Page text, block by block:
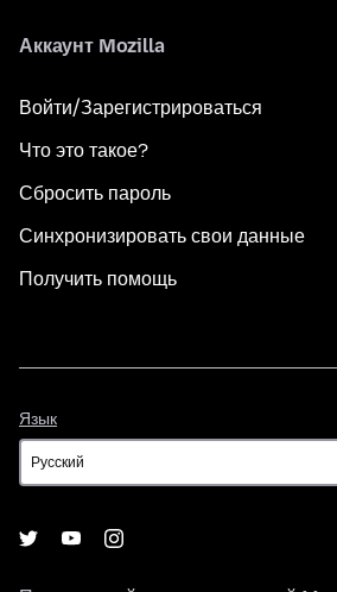
Аккаунт Mozilla
Войти/Зарегистрироваться
Что это такое?
Сбросить пароль
Синхронизировать свои данные
Получить помощь
Язык